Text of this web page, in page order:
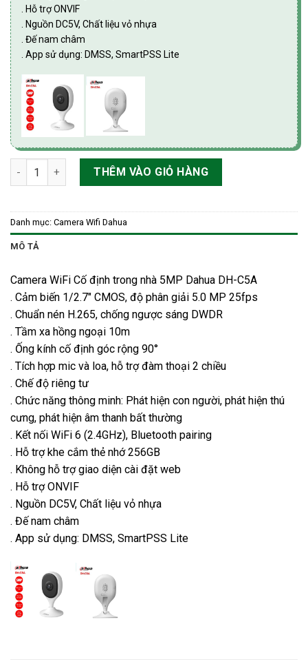
. Hỗ trợ ONVIF
. Nguồn DC5V, Chất liệu vỏ nhựa
. Đế nam châm
. App sử dụng: DMSS, SmartPSS Lite
Camera WiFi Cố định trong nhà 5MP Dahua DH-C5A số lượng
THÊM VÀO GIỎ HÀNG
Danh mục: Camera Wifi Dahua
MÔ TẢ
Camera WiFi Cố định trong nhà 5MP Dahua DH-C5A
. Cảm biến 1/2.7″ CMOS, độ phân giải 5.0 MP 25fps
. Chuẩn nén H.265, chống ngược sáng DWDR
. Tầm xa hồng ngoại 10m
. Ống kính cố định góc rộng 90°
. Tích hợp mic và loa, hỗ trợ đàm thoại 2 chiều
. Chế độ riêng tư
. Chức năng thông minh: Phát hiện con người, phát hiện thú
cưng, phát hiện âm thanh bất thường
. Kết nối WiFi 6 (2.4GHz), Bluetooth pairing
. Hỗ trợ khe cắm thẻ nhớ 256GB
. Không hỗ trợ giao diện cài đặt web
. Hỗ trợ ONVIF
. Nguồn DC5V, Chất liệu vỏ nhựa
. Đế nam châm
. App sử dụng: DMSS, SmartPSS Lite